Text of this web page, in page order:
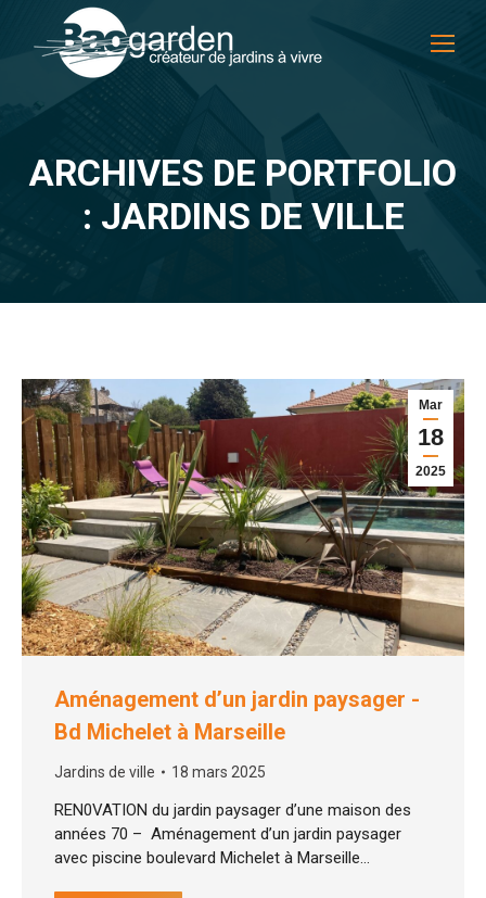
ARCHIVES DE PORTFOLIO
: JARDINS DE VILLE
Mar
18
2025
Aménagement d’un jardin paysager -
Bd Michelet à Marseille
Jardins de ville 18 mars 2025
REN0VATION du jardin paysager d’une maison des
années 70 – Aménagement d’un jardin paysager
avec piscine boulevard Michelet à Marseille…